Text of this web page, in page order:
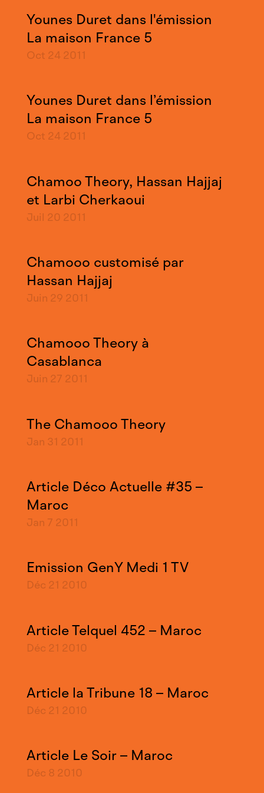
Younes Duret dans l'émission
La maison France 5
Oct 24 2011
Younes Duret dans l’émission
La maison France 5
Oct 24 2011
Chamoo Theory, Hassan Hajjaj
et Larbi Cherkaoui
Juil 20 2011
Chamooo customisé par
Hassan Hajjaj
Juin 29 2011
Chamooo Theory à
Casablanca
Juin 27 2011
The Chamooo Theory
Jan 31 2011
Article Déco Actuelle #35 –
Maroc
Jan 7 2011
Emission GenY Medi 1 TV
Déc 21 2010
Article Telquel 452 – Maroc
Déc 21 2010
Article la Tribune 18 – Maroc
Déc 21 2010
Article Le Soir – Maroc
Déc 8 2010